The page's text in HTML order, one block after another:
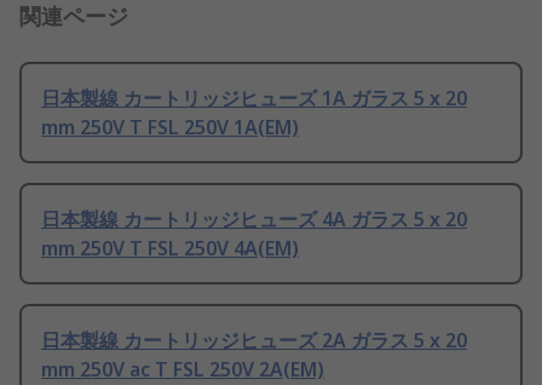
関連ページ
日本製線 カートリッジヒューズ 1A ガラス 5 x 20
mm 250V T FSL 250V 1A(EM)
日本製線 カートリッジヒューズ 4A ガラス 5 x 20
mm 250V T FSL 250V 4A(EM)
日本製線 カートリッジヒューズ 2A ガラス 5 x 20
mm 250V ac T FSL 250V 2A(EM)